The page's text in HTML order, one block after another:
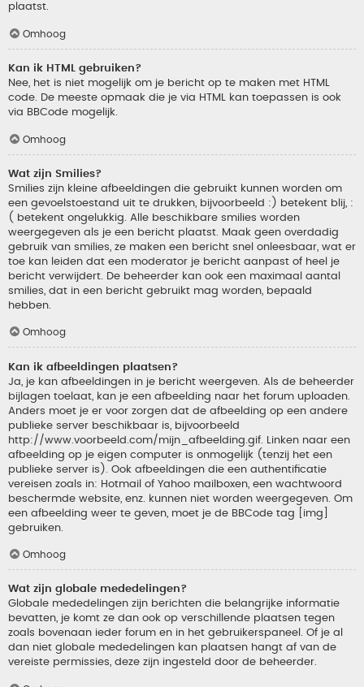
plaatst.
Omhoog
Kan ik HTML gebruiken?
Nee, het is niet mogelijk om je bericht op te maken met HTML
code. De meeste opmaak die je via HTML kan toepassen is ook
via BBCode mogelijk.
Omhoog
Wat zijn Smilies?
Smilies zijn kleine afbeeldingen die gebruikt kunnen worden om
een gevoelstoestand uit te drukken, bijvoorbeeld :) betekent blij, :
( betekent ongelukkig. Alle beschikbare smilies worden
weergegeven als je een bericht plaatst. Maak geen overdadig
gebruik van smilies, ze maken een bericht snel onleesbaar, wat er
toe kan leiden dat een moderator je bericht aanpast of heel je
bericht verwijdert. De beheerder kan ook een maximaal aantal
smilies, dat in een bericht gebruikt mag worden, bepaald
hebben.
Omhoog
Kan ik afbeeldingen plaatsen?
Ja, je kan afbeeldingen in je bericht weergeven. Als de beheerder
bijlagen toelaat, kan je een afbeelding naar het forum uploaden.
Anders moet je er voor zorgen dat de afbeelding op een andere
publieke server beschikbaar is, bijvoorbeeld
http://www.voorbeeld.com/mijn_afbeelding.gif. Linken naar een
afbeelding op je eigen computer is onmogelijk (tenzij het een
publieke server is). Ook afbeeldingen die een authentificatie
vereisen zoals in: Hotmail of Yahoo mailboxen, een wachtwoord
beschermde website, enz. kunnen niet worden weergegeven. Om
een afbeelding weer te geven, moet je de BBCode tag [img]
gebruiken.
Omhoog
Wat zijn globale mededelingen?
Globale mededelingen zijn berichten die belangrijke informatie
bevatten, je komt ze dan ook op verschillende plaatsen tegen
zoals bovenaan ieder forum en in het gebruikerspaneel. Of je al
dan niet globale mededelingen kan plaatsen hangt af van de
vereiste permissies, deze zijn ingesteld door de beheerder.